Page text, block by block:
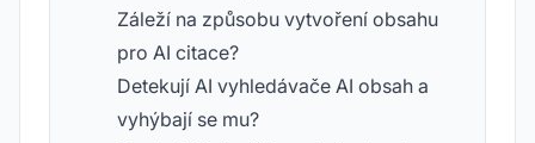
Záleží na způsobu vytvoření obsahu
pro AI citace?
Detekují AI vyhledávače AI obsah a
vyhýbají se mu?